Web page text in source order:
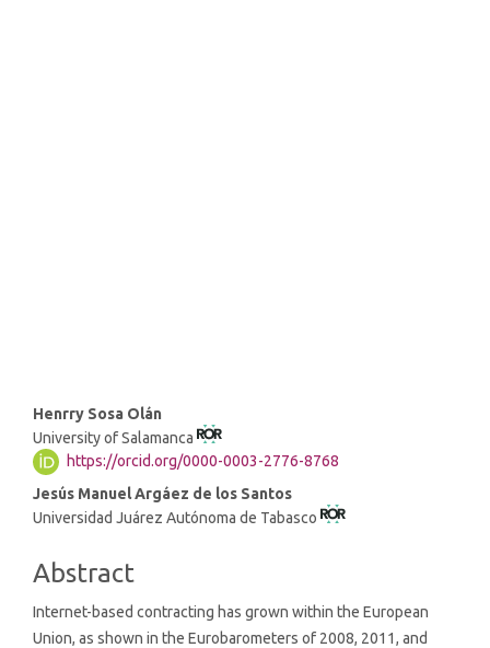
Main
Article
Content
Henrry Sosa Olán
University of Salamanca
https://orcid.org/0000-0003-2776-8768
Jesús Manuel Argáez de los Santos
Universidad Juárez Autónoma de Tabasco
Abstract
Internet-based contracting has grown within the European
Union, as shown in the Eurobarometers of 2008, 2011, and